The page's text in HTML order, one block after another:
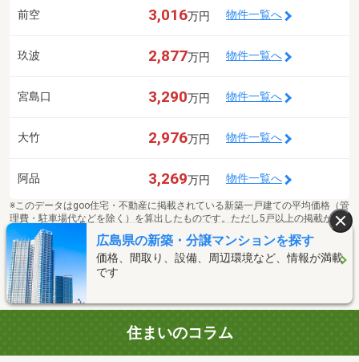
前空 3,016万円 物件一覧へ
玖波 2,877万円 物件一覧へ
宮島口 3,290万円 物件一覧へ
大竹 2,976万円 物件一覧へ
阿品 3,269万円 物件一覧へ
※このデータはgoo住宅・不動産に掲載されている新築一戸建ての平均価格（管
理費・駐車場代などを除く）を算出したものです。ただし5戸以上の掲載があ
るものについてのみ対象とします。
※周辺駅の価格相場は3K/DK/LDK(+S)の平均価格（管理費・駐車場代などを除
く）を算出したものです。
住まいのコラム
広島県の新築・分譲マンションを探す
価格、間取り、設備、周辺環境など、情報が満載
です